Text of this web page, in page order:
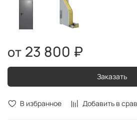
В избранное Добавить в
23 800 ₽
Заказать